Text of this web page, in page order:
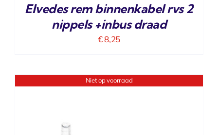
Elvedes rem binnenkabel rvs 2
nippels +inbus draad
€8,25
Niet op voorraad